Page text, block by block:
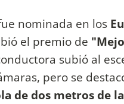
nominada en los
el premio de
subió al
pero se
de dos metros de